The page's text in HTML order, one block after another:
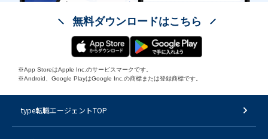
無料ダウンロードはこちら
※App StoreはApple Inc.のサービスマークです。
※Android、Google PlayはGoogle Inc.の商標または登録商標です。
type転職エージェントTOP